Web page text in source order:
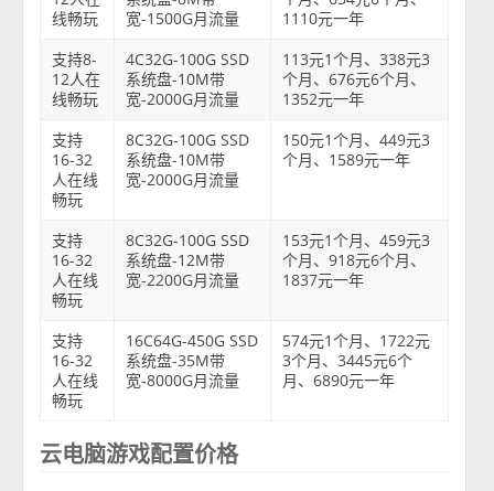
线畅玩
宽-1500G月流量
1110元一年
支持8-
12人在
线畅玩
4C32G-100G SSD
系统盘-10M带
宽-2000G月流量
113元1个月、338元3
个月、676元6个月、
1352元一年
支持
16-32
人在线
畅玩
8C32G-100G SSD
系统盘-10M带
宽-2000G月流量
150元1个月、449元3
个月、1589元一年
支持
16-32
人在线
畅玩
8C32G-100G SSD
系统盘-12M带
宽-2200G月流量
153元1个月、459元3
个月、918元6个月、
1837元一年
支持
16-32
人在线
畅玩
16C64G-450G SSD
系统盘-35M带
宽-8000G月流量
574元1个月、1722元
3个月、3445元6个
月、6890元一年
云电脑游戏配置价格